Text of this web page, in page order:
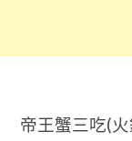
帝王蟹三吃(